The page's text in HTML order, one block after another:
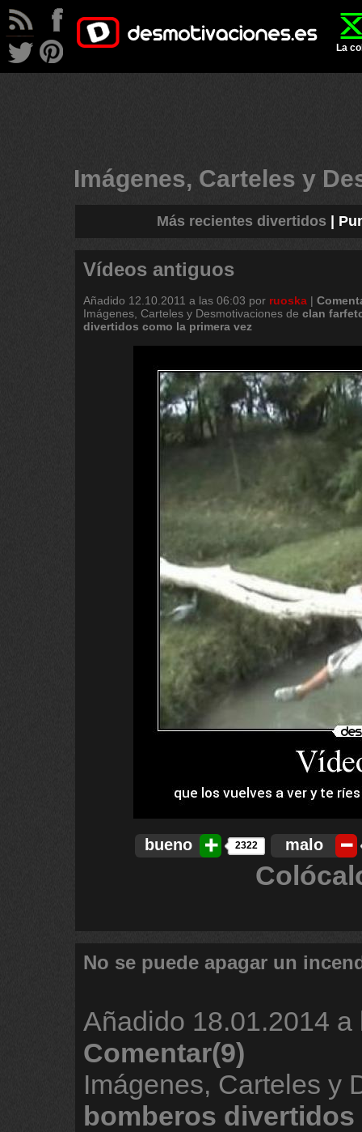
La
Imágenes, Carteles y
Más recientes divertidos
Vídeos antiguos
Añadido 12.10.2011 a las 06:03 por ruoska |
Imágenes, Carteles y Desmotivaciones de clan
divertidos como la primera vez
bueno 2322 malo
No se puede apagar un
Añadido 18.01.2014 a
Comentar(9)
Imágenes, Carteles y
bomberos divertidos